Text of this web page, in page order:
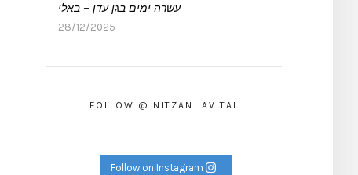
עשרה ימים בגן עדן – באלי
28/12/2025
FOLLOW @ NITZAN_AVITAL
Follow on Instagram